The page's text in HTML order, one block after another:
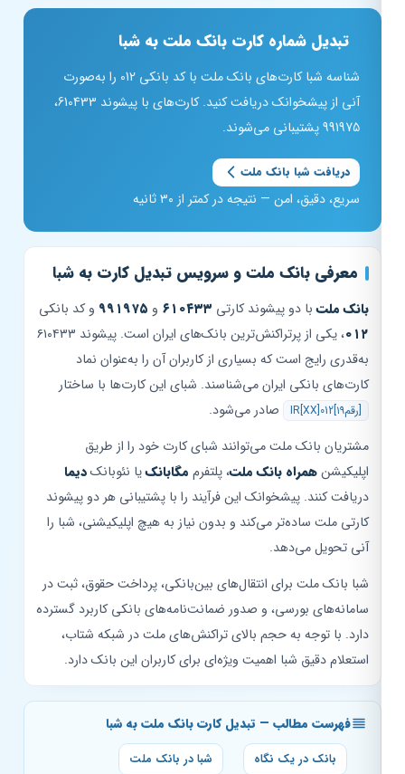
تبدیل شماره کارت بانک ملت به شبا
شناسه شبا کارت‌های بانک ملت با کد بانکی 012 را به‌صورت
آنی از پیشخوانک دریافت کنید. کارت‌های با پیشوند 610433،
991975 پشتیبانی می‌شوند.
دریافت شبا بانک ملت
سریع، دقیق، امن — نتیجه در کمتر از ۳۰ ثانیه
معرفی بانک ملت و سرویس تبدیل کارت به شبا
بانک ملتبا دو پیشوند کارتی۶۱۰۴۳۳و۹۹۱۹۷۵و کد بانکی
، یکی از پرتراکنش‌ترین بانک‌های ایران است. پیشوند ۶۱۰۴۳۳
به‌قدری رایج است که بسیاری از کاربران آن را به‌عنوان نماد
کارت‌های بانکی ایران می‌شناسند. شبای این کارت‌ها با ساختار
صادر می‌شود.
مشتریان بانک ملت می‌توانند شبای کارت خود را از طریق
اپلیکیشنهمراه بانک ملت، پلتفرممگابانکیا نئوبانکدیما
دریافت کنند. پیشخوانک این فرآیند را با پشتیبانی هر دو پیشوند
کارتی ملت ساده‌تر می‌کند و بدون نیاز به هیچ اپلیکیشنی، شبا را
آنی تحویل می‌دهد.
شبا بانک ملت برای انتقال‌های بین‌بانکی، پرداخت حقوق، ثبت در
سامانه‌های بورسی، و صدور ضمانت‌نامه‌های بانکی کاربرد گسترده
دارد. با توجه به حجم بالای تراکنش‌های ملت در شبکه شتاب،
استعلام دقیق شبا اهمیت ویژه‌ای برای کاربران این بانک دارد.
فهرست مطالب — تبدیل کارت بانک ملت به شبا
بانک در یک نگاه شبا در بانک ملت